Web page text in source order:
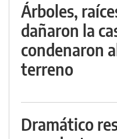
Árboles,
dañaron la
condenaron
terreno
Dramático